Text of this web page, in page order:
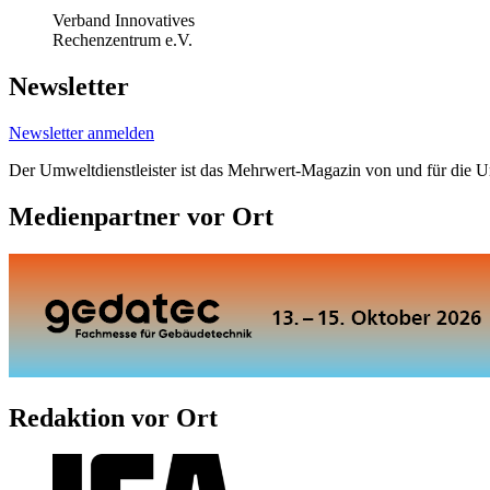
Verband Innovatives
Rechenzentrum e.V.
Newsletter
Newsletter anmelden
Der Umweltdienstleister ist das Mehrwert-Magazin von und für die
Medienpartner vor Ort
Redaktion vor Ort